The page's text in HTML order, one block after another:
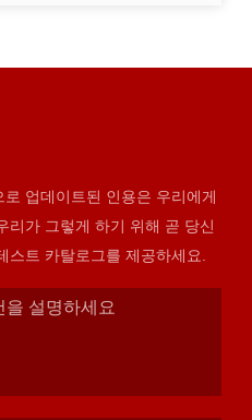
업데이트된 인용은 우리에게
리가 그렇게 하기 위해 곧 당신
다 가장 라스테스트 카탈로그를 제공하세요.